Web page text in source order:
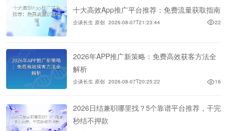
十大高效App推广平台推荐：免费流量获取指南
企谈长生 原创 2026-08-07T21:23:44 22
2026年APP推广新策略：免费高效获客方法全
解析
企谈长生 原创 2026-08-07T20:25:22 16
2026日结兼职哪里找？5个靠谱平台推荐，干完
秒结不押款